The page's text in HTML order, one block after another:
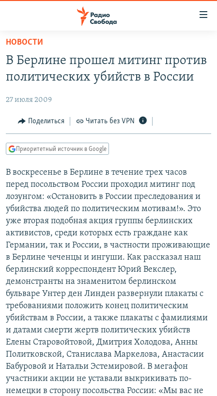
упрощенного
доступа
основному
Вернутся
главной
навигации
Вернутся
поиску
ПОДКАСТЫ
ЦИТАТЫ СВОБОДЫ
МНЕНИЯ
IDEL.РЕАЛИИ
КАВКАЗ.РЕАЛИИ
СЕВЕР.РЕАЛИИ
СИБИРЬ.РЕАЛИИ
РАСПИСАНИЕ ВЕЩАНИЯ
ПОДПИШИТЕСЬ НА РАССЫЛКУ
СОЦИАЛЬНЫЕ СЕТИ
Все сайты РСЕ/РС
НОВОСТИ
В Берлине прошел митинг против
политических убийств в России
27 июля 2009
Поделиться Читать без VPN
Приоритетный источник в Google
В воскресенье в Берлине в течение трех часов
перед посольством России проходил митинг под
лозунгом: «Остановить в России преследования и
убийства людей по политическим мотивам!». Это
уже вторая подобная акция группы берлинских
активистов, среди которых есть граждане как
Германии, так и России, в частности проживающие
в Берлине чеченцы и ингуши. Как рассказал наш
берлинский корреспондент Юрий Векслер,
демонстранты на знаменитом берлинском
бульваре Унтер ден Линден развернули плакаты с
требованиями положить конец политическим
убийствам в России, а также плакаты с фамилиями
и датами смерти жертв политических убийств
Елены Старовойтовой, Дмитрия Холодова, Анны
Политковской, Станислава Маркелова, Анастасии
Бабуровой и Натальи Эстемировой. В мегафон
участники акции не уставали выкрикивать по-
немецки в сторону посольства России: «Мы вас не